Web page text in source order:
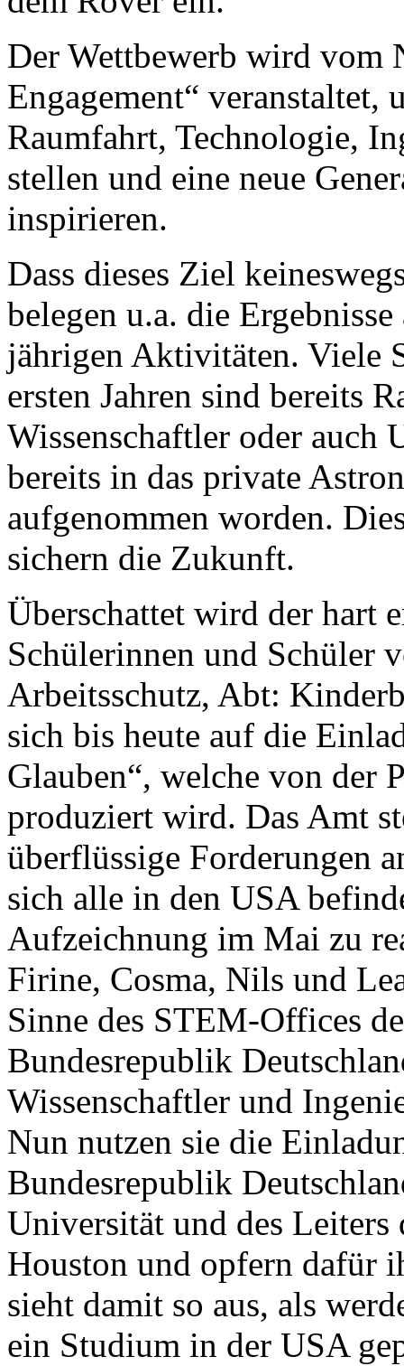
Der Wettbewerb wird
Engagement“ veranstaltet,
Raumfahrt, Technologie,
stellen und eine neue
inspirieren.
Dass dieses Ziel
belegen u.a. die
jährigen Aktivitäten. Viele
ersten Jahren sind bereits
Wissenschaftler oder auch
bereits in das private
aufgenommen worden.
sichern die Zukunft.
Überschattet wird der hart
Schülerinnen und Schüler
Arbeitsschutz, Abt:
sich bis heute auf die
Glauben“, welche von der
produziert wird. Das Amt
überflüssige Forderungen
sich alle in den USA
Aufzeichnung im Mai zu
Firine, Cosma, Nils und
Sinne des STEM-Offices
Bundesrepublik
Wissenschaftler und
Nun nutzen sie die
Bundesrepublik
Universität und des Leiters
Houston und opfern dafür
sieht damit so aus, als
ein Studium in der USA